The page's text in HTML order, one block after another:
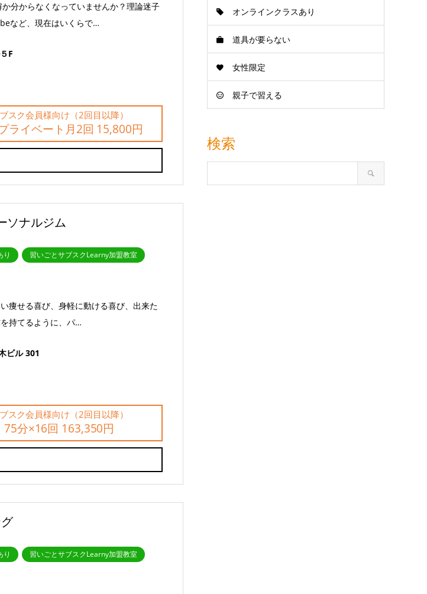
分からなくなっていませんか？理論迷子
など、現在はいくらで…
F
スク会員様向け（2回目以降）
ライベート月2回 15,800円
ソナルジム
り 習いごとサブスクLearny加盟教室
痩せる喜び、身軽に動ける喜び、出来た
持てるように、パ…
ビル 301
スク会員様向け（2回目以降）
75分×16回 163,350円
り 習いごとサブスクLearny加盟教室
オンラインクラスあり
道具が要らない
女性限定
親子で習える
検索